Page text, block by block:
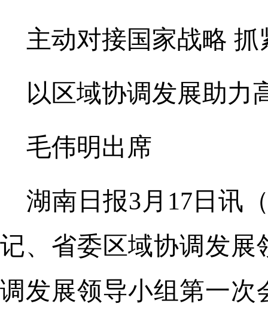
主动对接国家战略
以区域协调发展助力
毛伟明出席
湖南日报3月17日讯
记、省委区域协调发展
调发展领导小组第一次